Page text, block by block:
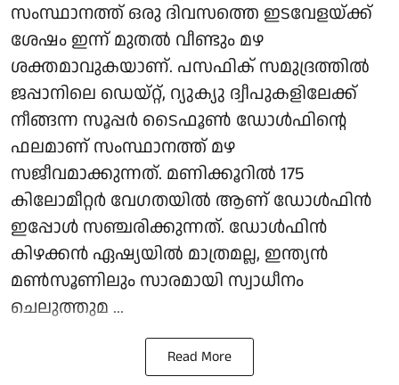
സംസ്ഥാനത്ത് ഒരു ദിവസത്തെ ഇടവേളയ്ക്ക്
ശേഷം ഇന്ന് മുതല്‍ വീണ്ടും മഴ
ശക്തമാവുകയാണ്. പസഫിക് സമുദ്രത്തില്‍
ജപ്പാനിലെ ഡെയ്റ്റ്, റ്യുക്യു ദ്വീപുകളിലേക്ക്
നീങ്ങന്ന സൂപ്പര്‍ ടൈഫൂണ്‍ ഡോള്‍ഫിന്റെ
ഫലമാണ് സംസ്ഥാനത്ത് മഴ
സജീവമാക്കുന്നത്. മണിക്കൂറില്‍ 175
കിലോമീറ്റര്‍ വേഗതയില്‍ ആണ് ഡോള്‍ഫിന്‍
ഇപ്പോള്‍ സഞ്ചരിക്കുന്നത്. ഡോള്‍ഫിന്‍
കിഴക്കന്‍ ഏഷ്യയില്‍ മാത്രമല്ല, ഇന്ത്യന്‍
മണ്‍സൂണിലും സാരമായി സ്വാധീനം
ചെലുത്തുമ ...
Read More